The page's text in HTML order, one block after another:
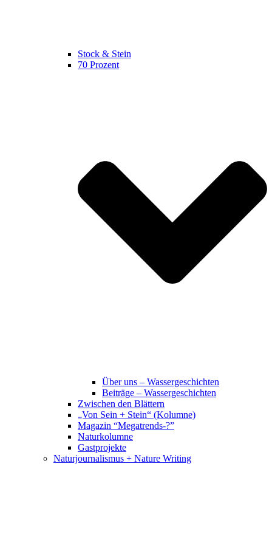
Stock & Stein
70 Prozent
Über uns – Wassergeschichten
Beiträge – Wassergeschichten
Zwischen den Blättern
„Von Sein + Stein“ (Kolumne)
Magazin “Megatrends-?”
Naturkolumne
Gastprojekte
Naturjournalismus + Nature Writing